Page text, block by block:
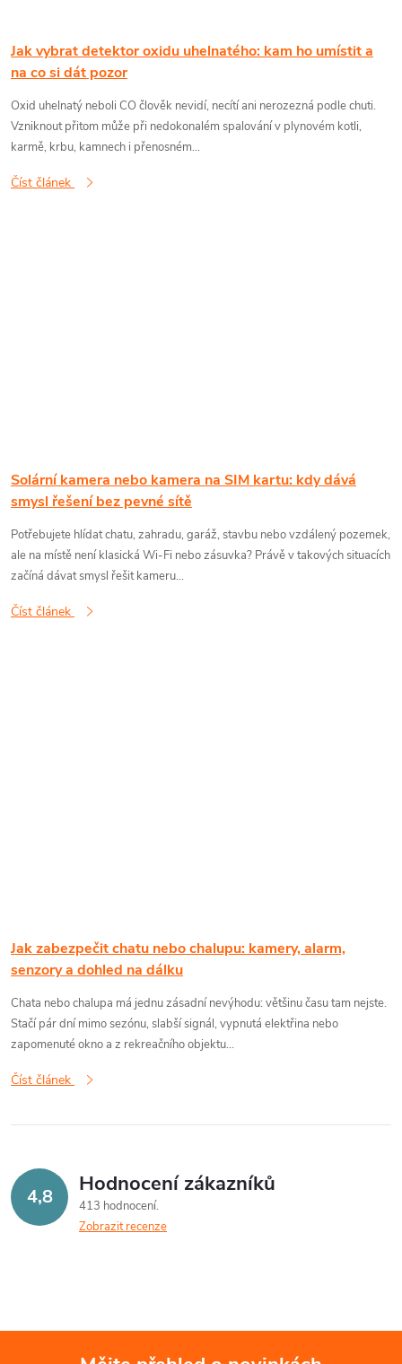
Jak vybrat detektor oxidu uhelnatého: kam ho umístit a
na co si dát pozor
Oxid uhelnatý neboli CO člověk nevidí, necítí ani nerozezná podle chuti.
Vzniknout přitom může při nedokonalém spalování v plynovém kotli,
karmě, krbu, kamnech i přenosném...
Číst článek
Solární kamera nebo kamera na SIM kartu: kdy dává
smysl řešení bez pevné sítě
Potřebujete hlídat chatu, zahradu, garáž, stavbu nebo vzdálený pozemek,
ale na místě není klasická Wi-Fi nebo zásuvka? Právě v takových situacích
začíná dávat smysl řešit kameru...
Číst článek
Jak zabezpečit chatu nebo chalupu: kamery, alarm,
senzory a dohled na dálku
Chata nebo chalupa má jednu zásadní nevýhodu: většinu času tam nejste.
Stačí pár dní mimo sezónu, slabší signál, vypnutá elektřina nebo
zapomenuté okno a z rekreačního objektu...
Číst článek
4,8 Hodnocení zákazníků
413 hodnocení
Zobrazit recenze